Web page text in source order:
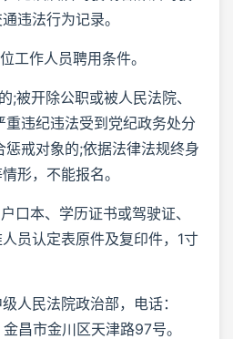
违法行为记录。
工作人员聘用条件。
;被开除公职或被人民法院、
重违纪违法受到党纪政务处分
惩戒对象的;依据法律法规终身
形，不能报名。
口本、学历证书或驾驶证、
员认定表原件及复印件，1寸
人民法院政治部，电话：
昌市金川区天津路97号。